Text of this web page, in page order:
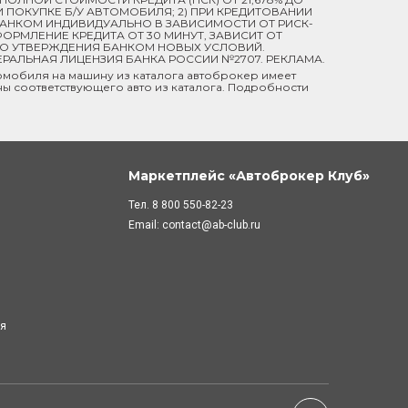
ПОКУПКЕ Б/У АВТОМОБИЛЯ; 2) ПРИ КРЕДИТОВАНИИ
ИНДИВИДУАЛЬНО В ЗАВИСИМОСТИ ОТ РИСК-
КРЕДИТА ОТ 30 МИНУТ, ЗАВИСИТ ОТ
УТВЕРЖДЕНИЯ БАНКОМ НОВЫХ УСЛОВИЙ.
ЛИЦЕНЗИЯ БАНКА РОССИИ №2707. РЕКЛАМА.
на машину из каталога автоброкер имеет
соответствующего авто из каталога. Подробности
Маркетплейс «Автоброкер Клуб»
Тел. 8 800 550-82-23
Email: contact@ab-club.ru